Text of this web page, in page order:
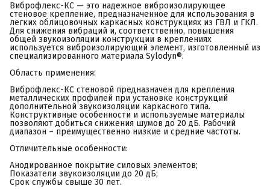
Виброфлекс-КС — это надежное виброизолирующее
стеновое крепление, предназначенное для использования в
легких облицовочных каркасных конструкциях из ГВЛ и ГКЛ.
Для снижения вибраций и, соответственно, повышения
общей звукоизоляции конструкции в креплениях
используется виброизолирующий элемент, изготовленный из
специализированного материала Sylodyn®.
Область применения:
Виброфлекс-КС стеновой предназначен для крепления
металлических профилей при установке конструкций
дополнительной звукоизоляции каркасного типа.
Конструктивные особенности и используемые материалы
позволяют добиться снижения шумов до 20 дБ. Рабочий
диапазон – преимущественно низкие и средние частоты.
Отличительные особенности:
Анодированное покрытие силовых элементов;
Показатели звукоизоляции до 20 дБ;
Срок службы свыше 30 лет.